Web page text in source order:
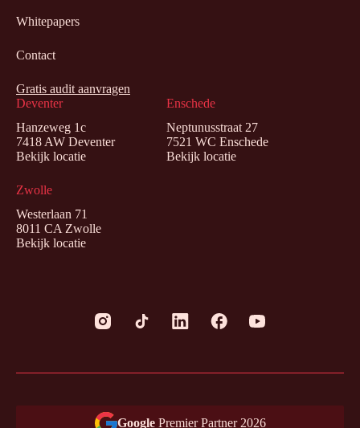
Deventer
Hanzeweg 1c
7418 AW Deventer
Bekijk locatie
Enschede
Neptunusstraat 27
7521 WC Enschede
Bekijk locatie
Zwolle
Westerlaan 71
8011 CA Zwolle
Bekijk locatie
Whitepapers
Contact
Gratis audit aanvragen
Google Premier Partner 2026